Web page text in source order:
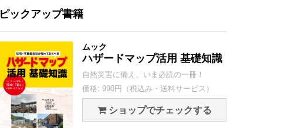
ピックアップ書籍
ムック
ハザードマップ活用 基礎知識
自然災害に備え、いま必読の一冊！
価格: 990円（税込み・送料サービス）
ショップでチェックする